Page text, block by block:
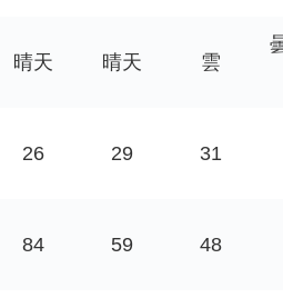
晴天 晴天 雲
26 29 31
84 59 48